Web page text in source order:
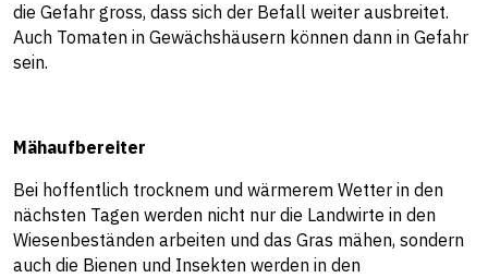
die Gefahr gross, dass sich der Befall weiter ausbreitet.
Auch Tomaten in Gewächshäusern können dann in Gefahr
sein.
Mähaufbereiter
Bei hoffentlich trocknem und wärmerem Wetter in den
nächsten Tagen werden nicht nur die Landwirte in den
Wiesenbeständen arbeiten und das Gras mähen, sondern
auch die Bienen und Insekten werden in den